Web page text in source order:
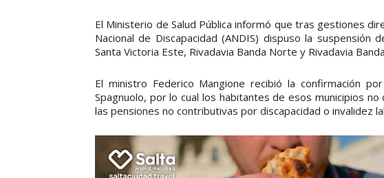
El Ministerio de Salud Pública informó que tras gestiones
Nacional de Discapacidad (ANDIS) dispuso la
Santa Victoria Este, Rivadavia Banda Norte y Rivadavia
El ministro Federico Mangione recibió la confirmación
Spagnuolo, por lo cual los habitantes de esos municipios
las pensiones no contributivas por discapacidad o invalidez